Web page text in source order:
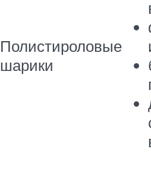
Полистироловые
шарики